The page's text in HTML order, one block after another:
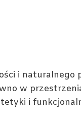
i
w
i